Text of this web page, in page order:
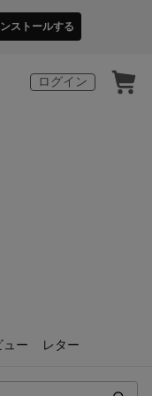
ストールする
ログイン
ュー レター